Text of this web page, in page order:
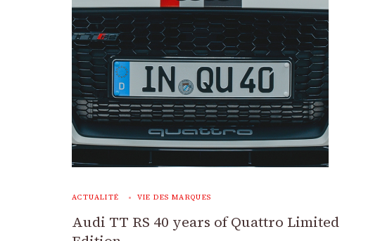
ACTUALITÉ VIE DES MARQUES
Audi TT RS 40 years of Quattro Limited